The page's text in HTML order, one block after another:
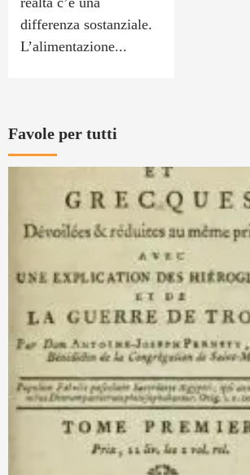
differenza sostanziale.
L’alimentazione...
Favole per tutti